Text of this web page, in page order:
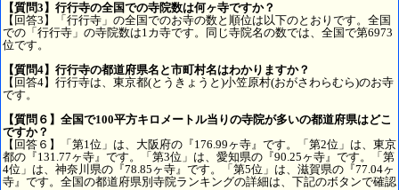
【質問3】行行寺の全国での寺院数は何ヶ寺ですか？
【回答3】「行行寺」の全国でのお寺の数と順位は以下のとおりです。全国
での「行行寺」の寺院数は1カ寺です。同じ寺院名の数では、全国で第6973
位です。
【質問4】行行寺の都道府県名と市町村名はわかりますか？
【回答4】行行寺は、東京都(とうきょうと)小笠原村(おがさわらむら)のお寺
です。
【質問６】全国で100平方キロメートル当りの寺院が多いの都道府県はどこ
ですか？
【回答６】「第1位」は、大阪府の『176.99ヶ寺』です。「第2位」は、東京
都の『131.77ヶ寺』です。「第3位」は、愛知県の『90.25ヶ寺』です。「第
4位」は、神奈川県の『78.85ヶ寺』です。「第5位」は、滋賀県の『77.04ヶ
寺』です。全国の都道府県別寺院ランキングの詳細は、下記のボタンで確認